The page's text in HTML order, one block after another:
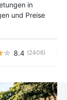
in
und Preise
8.4 (2406)